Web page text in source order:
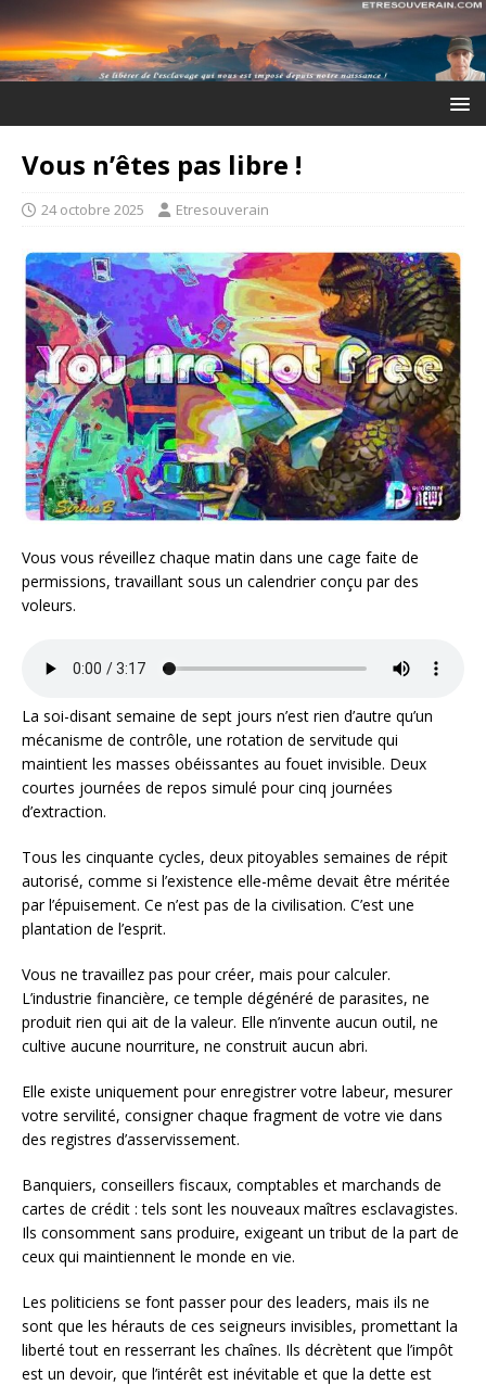
Vous n’êtes pas libre !
24 octobre 2025 Etresouverain
Vous vous réveillez chaque matin dans une cage faite de
permissions, travaillant sous un calendrier conçu par des
voleurs.
La soi-disant semaine de sept jours n’est rien d’autre qu’un
mécanisme de contrôle, une rotation de servitude qui
maintient les masses obéissantes au fouet invisible. Deux
courtes journées de repos simulé pour cinq journées
d’extraction.
Tous les cinquante cycles, deux pitoyables semaines de répit
autorisé, comme si l’existence elle-même devait être méritée
par l’épuisement. Ce n’est pas de la civilisation. C’est une
plantation de l’esprit.
Vous ne travaillez pas pour créer, mais pour calculer.
L’industrie financière, ce temple dégénéré de parasites, ne
produit rien qui ait de la valeur. Elle n’invente aucun outil, ne
cultive aucune nourriture, ne construit aucun abri.
Elle existe uniquement pour enregistrer votre labeur, mesurer
votre servilité, consigner chaque fragment de votre vie dans
des registres d’asservissement.
Banquiers, conseillers fiscaux, comptables et marchands de
cartes de crédit : tels sont les nouveaux maîtres esclavagistes.
Ils consomment sans produire, exigeant un tribut de la part de
ceux qui maintiennent le monde en vie.
Les politiciens se font passer pour des leaders, mais ils ne
sont que les hérauts de ces seigneurs invisibles, promettant la
liberté tout en resserrant les chaînes. Ils décrètent que l’impôt
est un devoir, que l’intérêt est inévitable et que la dette est